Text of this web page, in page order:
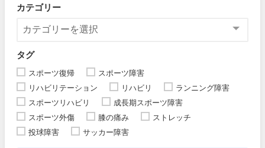
カテゴリー
タグ
スポーツ復帰
スポーツ障害
リハビリテーション
リハビリ
ランニング障害
スポーツリハビリ
成長期スポーツ障害
スポーツ外傷
膝の痛み
ストレッチ
投球障害
サッカー障害